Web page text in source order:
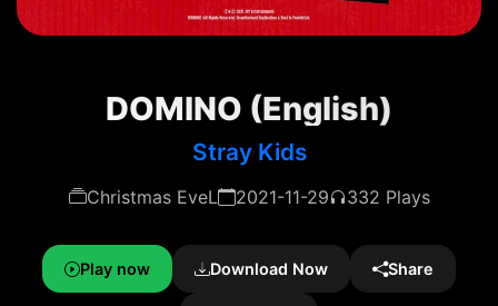
DOMINO (English)
Stray Kids
Christmas EveL 2021-11-29 332 Plays
Play now Download Now Share